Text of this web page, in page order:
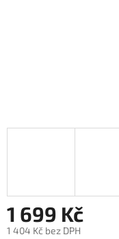
1 699 Kč
1 404 Kč bez DPH